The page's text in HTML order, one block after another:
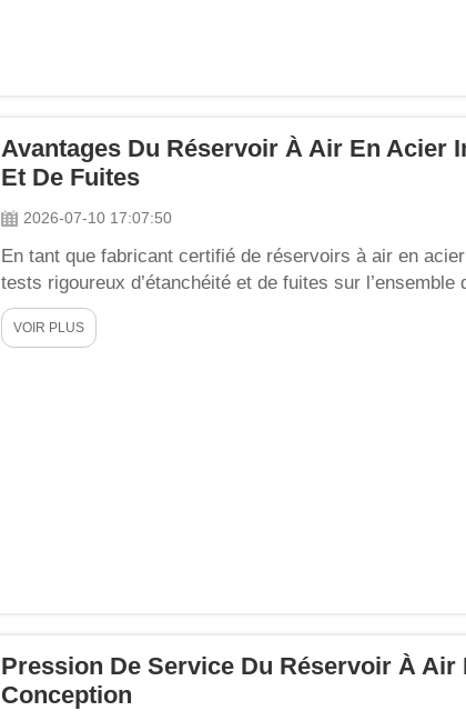
Avantages Du Réservoir À Air En Acier
Et De Fuites
2026-07-10 17:07:50
En tant que fabricant certifié de réservoirs à air en
tests rigoureux d’étanchéité et de fuites sur
expédition. Nous appliquons des procédures
aux normes CE, PED, …
VOIR PLUS
Pression De Service Du Réservoir À
Conception